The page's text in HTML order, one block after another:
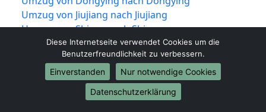
Umzug von Jiujiang nach Jiujiang
Umzug von Shiyan nach Shiyan
Umzug von Jīngzhōu nach Jīngzhōu
Umzug von Yueqing nach Yueqing
Umzug von Tengzhou nach Tengzhou
Umzug von Nan’an nach Nan’an
Umzug von Puning nach Puning
Diese Internetseite verwendet Cookies um die
Benutzerfreundlichkeit zu verbessern.
Einverstanden
Nur notwendige Cookies
Datenschutzerklärung